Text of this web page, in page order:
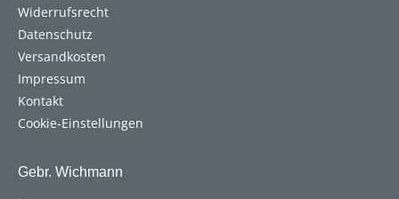
Widerrufsrecht
Datenschutz
Versandkosten
Impressum
Kontakt
Cookie-Einstellungen
Gebr. Wichmann